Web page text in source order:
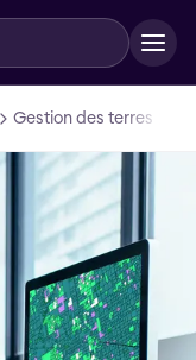
Gestion des terres